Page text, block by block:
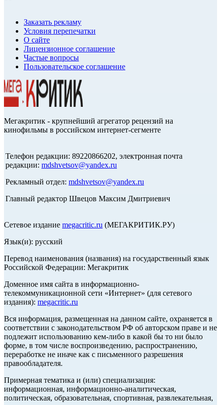
Заказать рекламу
Условия перепечатки
О сайте
Лицензионное соглашение
Частые вопросы
Пользовательское соглашение
Мегакритик - крупнейший агрегатор рецензий на
кинофильмы в российском интернет-сегменте
Телефон редакции: 89220866202, электронная почта
редакции: mdshvetsov@yandex.ru
Рекламный отдел: mdshvetsov@yandex.ru
Главный редактор Швецов Максим Дмитриевич
Сетевое издание megacritic.ru (МЕГАКРИТИК.РУ)
Язык(и): русский
Перевод наименования (названия) на государственный язык
Российской Федерации: Мегакритик
Доменное имя сайта в информационно-
телекоммуникационной сети «Интернет» (для сетевого
издания): megacritic.ru
Вся информация, размещенная на данном сайте, охраняется в
соответствии с законодательством РФ об авторском праве и не
подлежит использованию кем-либо в какой бы то ни было
форме, в том числе воспроизведению, распространению,
переработке не иначе как с письменного разрешения
правообладателя.
Примерная тематика и (или) специализация:
информационная, информационно-аналитическая,
политическая, образовательная, спортивная, развлекательная,